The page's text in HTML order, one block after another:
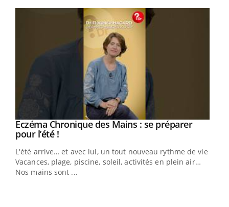
Youtube
Eczéma Chronique des Mains : se préparer
pour l’été !Youtube
L'été arrive… et avec lui, un tout nouveau rythme de vie !
Vacances, plage, piscine, soleil, activités en plein air…
Nos mains sont ...